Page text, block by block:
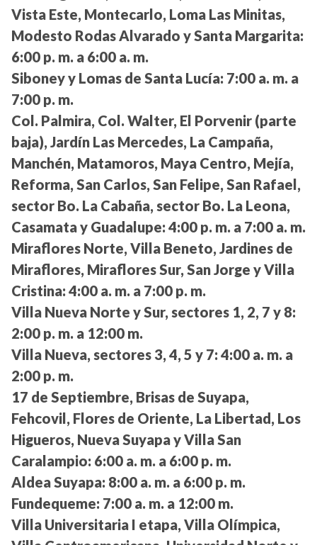
Vista Este, Montecarlo, Loma Las Minitas,
Modesto Rodas Alvarado y Santa Margarita:
6:00 p. m. a 6:00 a. m.
Siboney y Lomas de Santa Lucía: 7:00 a. m. a
7:00 p. m.
Col. Palmira, Col. Walter, El Porvenir (parte
baja), Jardín Las Mercedes, La Campaña,
Manchén, Matamoros, Maya Centro, Mejía,
Reforma, San Carlos, San Felipe, San Rafael,
sector Bo. La Cabaña, sector Bo. La Leona,
Casamata y Guadalupe: 4:00 p. m. a 7:00 a. m.
Miraflores Norte, Villa Beneto, Jardines de
Miraflores, Miraflores Sur, San Jorge y Villa
Cristina: 4:00 a. m. a 7:00 p. m.
Villa Nueva Norte y Sur, sectores 1, 2, 7 y 8:
2:00 p. m. a 12:00 m.
Villa Nueva, sectores 3, 4, 5 y 7: 4:00 a. m. a
2:00 p. m.
17 de Septiembre, Brisas de Suyapa,
Fehcovil, Flores de Oriente, La Libertad, Los
Higueros, Nueva Suyapa y Villa San
Caralampio: 6:00 a. m. a 6:00 p. m.
Aldea Suyapa: 8:00 a. m. a 6:00 p. m.
Fundequeme: 7:00 a. m. a 12:00 m.
Villa Universitaria I etapa, Villa Olímpica,